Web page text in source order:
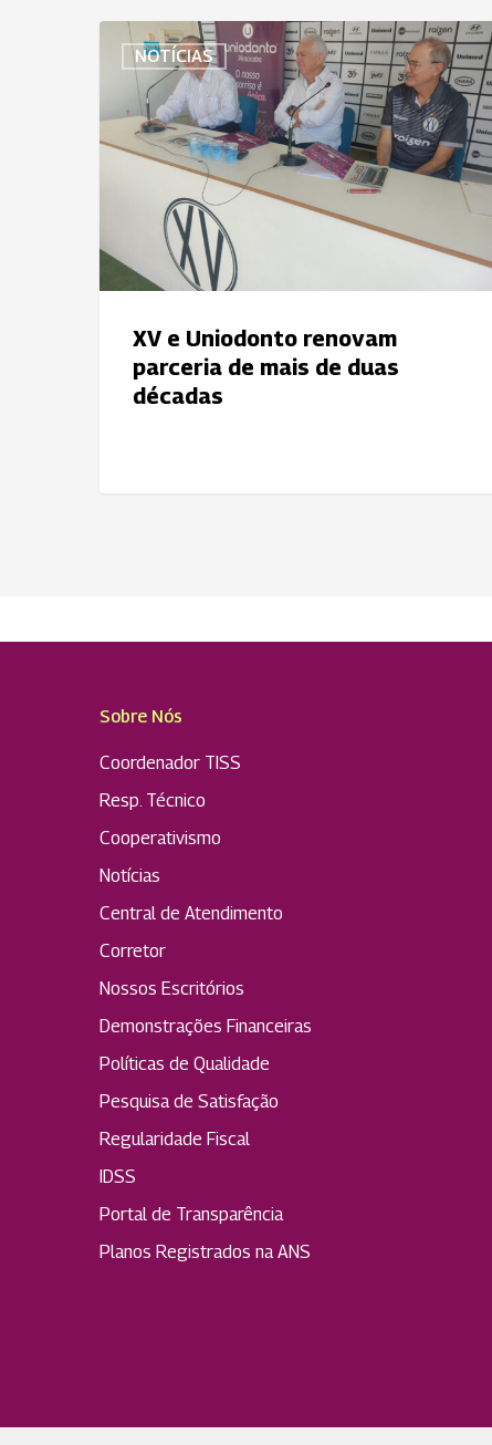
NOTÍCIAS
Uniodonto
renovam
parceria
duas
décadas
XV e Uniodonto renovam
parceria de mais de duas
décadas
Sobre Nós
Coordenador TISS
Resp. Técnico
Cooperativismo
Notícias
Central de Atendimento
Corretor
Nossos Escritórios
Demonstrações Financeiras
Políticas de Qualidade
Pesquisa de Satisfação
Regularidade Fiscal
IDSS
Portal de Transparência
Planos Registrados na ANS